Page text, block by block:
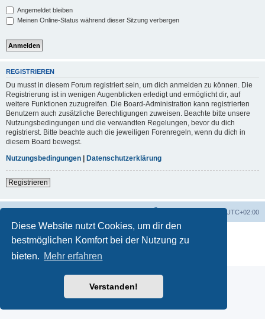
Diese Website nutzt Cookies, um dir den
bestmöglichen Komfort bei der Nutzung zu
bieten. Mehr erfahren
Verstanden!
Angemeldet bleiben
Meinen Online-Status während dieser Sitzung verbergen
REGISTRIEREN
Du musst in diesem Forum registriert sein, um dich anmelden zu können. Die
Registrierung ist in wenigen Augenblicken erledigt und ermöglicht dir, auf
weitere Funktionen zuzugreifen. Die Board-Administration kann registrierten
Benutzern auch zusätzliche Berechtigungen zuweisen. Beachte bitte unsere
Nutzungsbedingungen und die verwandten Regelungen, bevor du dich
registrierst. Bitte beachte auch die jeweiligen Forenregeln, wenn du dich in
diesem Board bewegst.
Nutzungsbedingungen
Datenschutzerklärung
Registrieren
UTC+02:00
Deutsche Übersetzung durchphpBB.de
Datenschutz